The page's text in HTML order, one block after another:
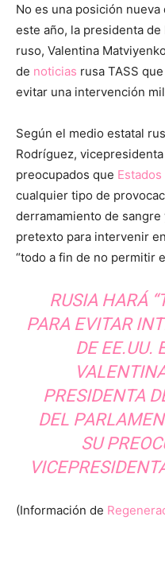
No es una posición
este año, la presidenta de
ruso, Valentina
de noticias rusa TASS
evitar una intervención
Según el medio estatal
Rodríguez,
preocupados que
cualquier tipo de
derramamiento de
pretexto para intervenir
“todo a fin de no permitir
RUSIA HARÁ
PARA EVITAR
DE EE.UU.
PRESIDENTA
DEL
SU
(Información de